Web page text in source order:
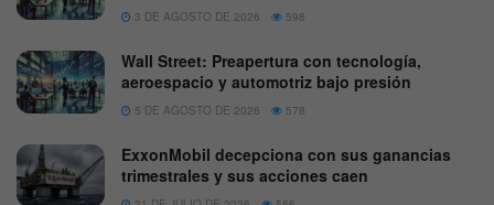
3 DE AGOSTO DE 2026 598
Wall Street: Preapertura con tecnología,
aeroespacio y automotriz bajo presión
5 DE AGOSTO DE 2026 578
ExxonMobil decepciona con sus ganancias
trimestrales y sus acciones caen